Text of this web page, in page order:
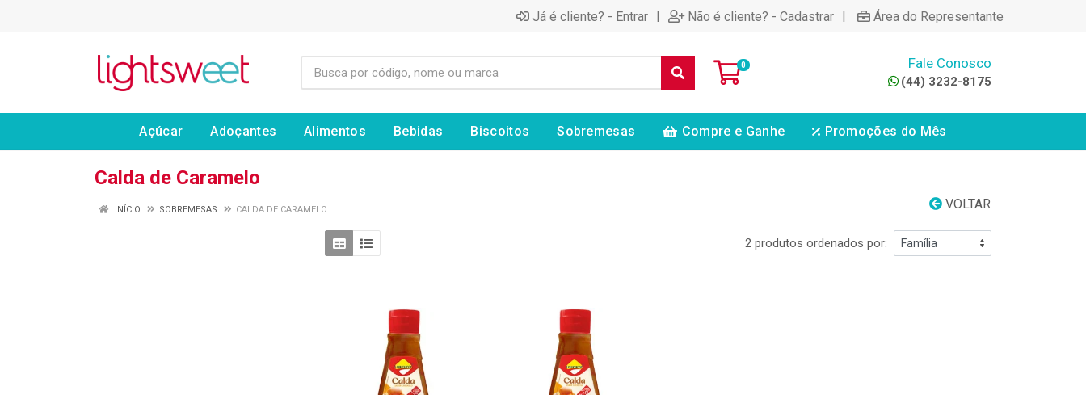
Já é cliente? - Entrar | Não é cliente? - Cadastrar | Área do Representante
0 Fale Conosco
(44) 3232-8175
Açúcar Adoçantes Alimentos Bebidas Biscoitos Sobremesas Compre e Ganhe Promoções do Mês
Calda de Caramelo
VOLTAR
INÍCIO SOBREMESAS CALDA DE CARAMELO
2 produtos ordenados por: